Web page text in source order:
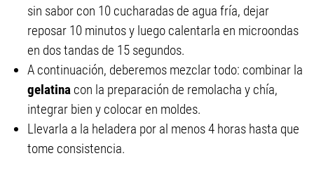
sin sabor con 10 cucharadas de agua fría, dejar
reposar 10 minutos y luego calentarla en microondas
en dos tandas de 15 segundos.
A continuación, deberemos mezclar todo: combinar la
gelatina con la preparación de remolacha y chía,
integrar bien y colocar en moldes.
Llevarla a la heladera por al menos 4 horas hasta que
tome consistencia.